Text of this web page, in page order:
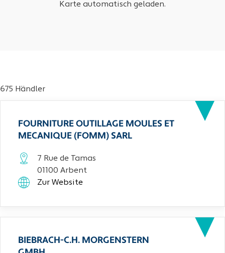
Karte automatisch geladen.
675 Händler
FOURNITURE OUTILLAGE MOULES ET
MECANIQUE (FOMM) SARL
7 Rue de Tamas
01100 Arbent
Zur Website
BIEBRACH-C.H. MORGENSTERN